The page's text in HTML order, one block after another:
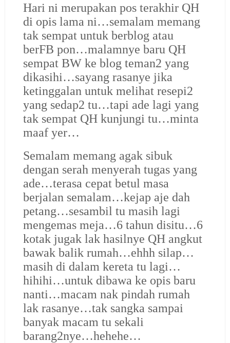
Hari ni merupakan pos terakhir QH
di opis lama ni…semalam memang
tak sempat untuk berblog atau
berFB pon…malamnye baru QH
sempat BW ke blog teman2 yang
dikasihi…sayang rasanye jika
ketinggalan untuk melihat resepi2
yang sedap2 tu…tapi ade lagi yang
tak sempat QH kunjungi tu…minta
maaf yer…
Semalam memang agak sibuk
dengan serah menyerah tugas yang
ade…terasa cepat betul masa
berjalan semalam…kejap aje dah
petang…sesambil tu masih lagi
mengemas meja…6 tahun disitu…6
kotak jugak lak hasilnye QH angkut
bawak balik rumah…ehhh silap…
masih di dalam kereta tu lagi…
hihihi…untuk dibawa ke opis baru
nanti…macam nak pindah rumah
lak rasanye…tak sangka sampai
banyak macam tu sekali
barang2nye…hehehe…